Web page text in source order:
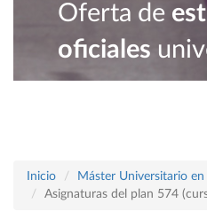
Oferta de
oficiales
Inicio
Máster Universitario
Asignaturas del plan 574